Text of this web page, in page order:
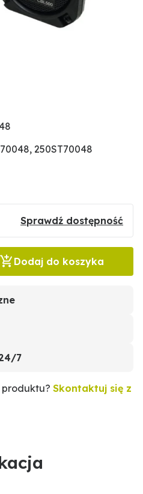
250ST70048
Sprawdź dostępność
Dodaj do koszyka
7
Skontaktuj się z